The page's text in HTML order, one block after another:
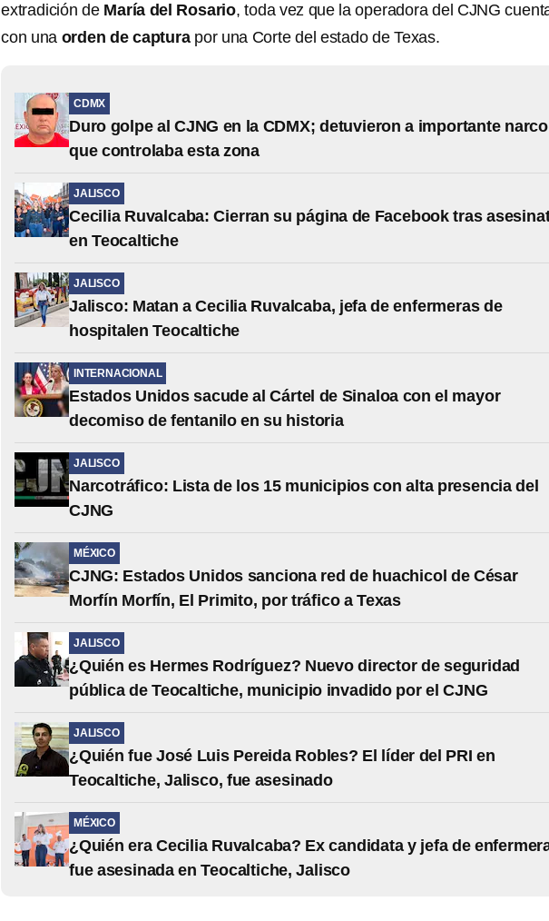
extradición de María del Rosario, toda vez que la operadora del CJNG
con una orden de capturapor una Corte del estado de Texas.
CDMX
Duro golpe al CJNG en la CDMX; detuvieron a importante narco
que controlaba esta zona
JALISCO
Cecilia Ruvalcaba: Cierran su página de Facebook tras
en Teocaltiche
JALISCO
Jalisco: Matan a Cecilia Ruvalcaba, jefa de enfermeras de
hospitalen Teocaltiche
INTERNACIONAL
Estados Unidos sacude al Cártel de Sinaloa con el mayor
decomiso de fentanilo en su historia
JALISCO
Narcotráfico: Lista de los 15 municipios con alta presencia del
CJNG
MÉXICO
CJNG: Estados Unidos sanciona red de huachicol de César
Morfín Morfín, El Primito, por tráfico a Texas
JALISCO
¿Quién es Hermes Rodríguez? Nuevo director de seguridad
pública de Teocaltiche, municipio invadido por el CJNG
JALISCO
¿Quién fue José Luis Pereida Robles? El líder del PRI en
Teocaltiche, Jalisco, fue asesinado
MÉXICO
¿Quién era Cecilia Ruvalcaba? Ex candidata y jefa de
fue asesinada en Teocaltiche, Jalisco